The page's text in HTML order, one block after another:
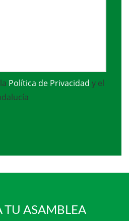
Política de Privacidad y el
TU ASAMBLEA